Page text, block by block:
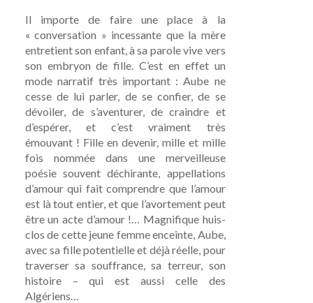
Il importe de faire une place à la
« conversation » incessante que la mère
entretient son enfant, à sa parole vive vers
son embryon de fille. C’est en effet un
mode narratif très important : Aube ne
cesse de lui parler, de se confier, de se
dévoiler, de s’aventurer, de craindre et
d’espérer, et c’est vraiment très
émouvant ! Fille en devenir, mille et mille
fois nommée dans une merveilleuse
poésie souvent déchirante, appellations
d’amour qui fait comprendre que l’amour
est là tout entier, et que l’avortement peut
être un acte d’amour !… Magnifique huis-
clos de cette jeune femme enceinte, Aube,
avec sa fille potentielle et déjà réelle, pour
traverser sa souffrance, sa terreur, son
histoire – qui est aussi celle des
Algériens…